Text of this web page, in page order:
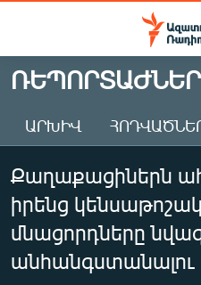
Մատչելիության
Անցնել
հիմնական
Անցնել
հիմնական
մենյուին
Որոնում
ԱԶԱՏՈՒԹՅՈՒՆ TV
ՀԱՅԱՍՏԱՆ
ԸՆՏՐՈՒԹՅՈՒՆՆԵՐ 2026
ԻՐԱՎՈՒՆՔ
ՀԱՍԱՐԱԿՈՒԹՅՈՒՆ
ՌԵՊՈՐՏԱԺՆԵՐ
ԱՐԽԻՎ
Քաղաքացիներն
իրենց
մնացորդները
անհանգստանալու